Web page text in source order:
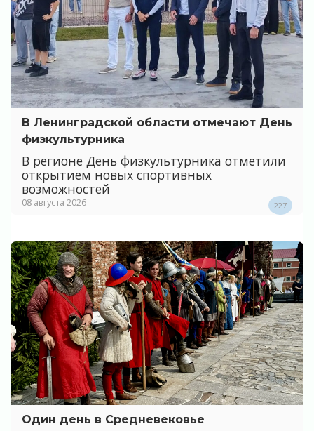
В Ленинградской области отмечают День
физкультурника
В регионе День физкультурника отметили
открытием новых спортивных
возможностей
08 августа 2026 227
Один день в Средневековье